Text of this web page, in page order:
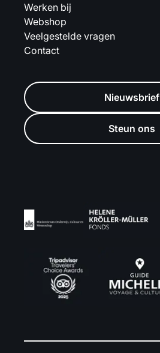
Werken bij
Webshop
Veelgestelde vragen
Contact
Nieuwsbrief
Steun ons